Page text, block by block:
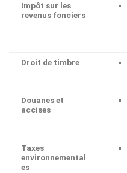
Impôt sur les
revenus fonciers
Droit de timbre
Douanes et
accises
Taxes
environnemental
es